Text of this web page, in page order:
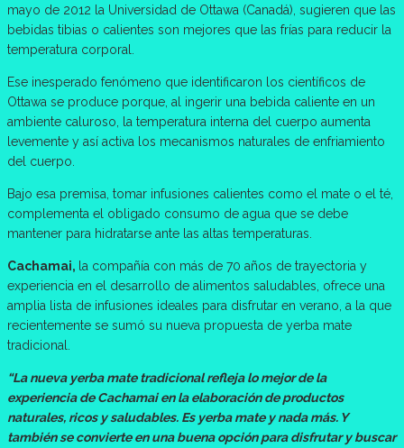
mayo de 2012 la Universidad de Ottawa (Canadá), sugieren que las
bebidas tibias o calientes son mejores que las frías para reducir la
temperatura corporal.
Ese inesperado fenómeno que identificaron los científicos de
Ottawa se produce porque, al ingerir una bebida caliente en un
ambiente caluroso, la temperatura interna del cuerpo aumenta
levemente y así activa los mecanismos naturales de enfriamiento
del cuerpo.
Bajo esa premisa, tomar infusiones calientes como el mate o el té,
complementa el obligado consumo de agua que se debe
mantener para hidratarse ante las altas temperaturas.
Cachamai, la compañía con más de 70 años de trayectoria y
experiencia en el desarrollo de alimentos saludables, ofrece una
amplia lista de infusiones ideales para disfrutar en verano, a la que
recientemente se sumó su nueva propuesta de yerba mate
tradicional.
“La nueva yerba mate tradicional refleja lo mejor de la
experiencia de Cachamai en la elaboración de productos
naturales, ricos y saludables. Es yerba mate y nada más. Y
también se convierte en una buena opción para disfrutar y buscar